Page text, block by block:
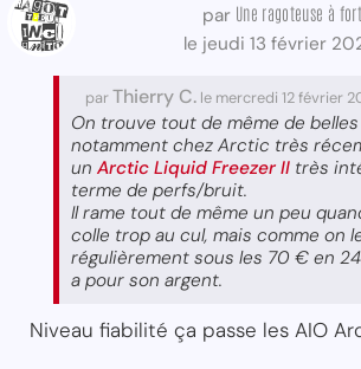
par Une ragoteuse à
le jeudi 13 février
parThierry C. le mercredi 12 février
On trouve tout de même de
notamment chez Arctic très
un Arctic Liquid Freezer II très
terme de perfs/bruit.
Il rame tout de même un peu
colle trop au cul, mais comme on
régulièrement sous les 70 € en
a pour son argent.
Niveau fiabilité ça passe les AIO